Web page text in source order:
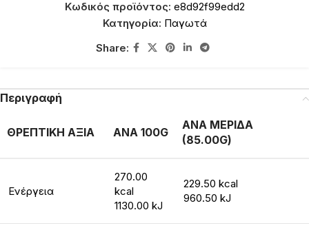
Κωδικός προϊόντος: e8d92f99edd2
Κατηγορία: Παγωτά
Share:
Περιγραφή
ΘΡΕΠΤΙΚΗ ΑΞΙΑ ΑΝΑ 100G
ΑΝΑ ΜΕΡΙΔΑ
(85.00G)
Ενέργεια
270.00
kcal
1130.00 kJ
229.50 kcal
960.50 kJ